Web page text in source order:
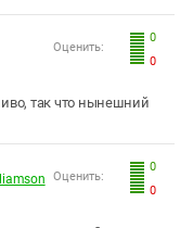
0
0
Оценить:
так что нынешний
0
0
Оценить: